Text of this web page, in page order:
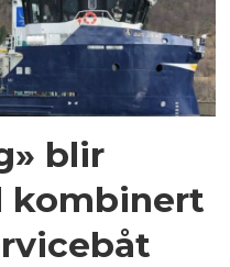
blir
kombinert